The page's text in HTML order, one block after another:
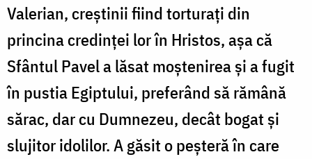
Valerian, creștinii fiind torturați din
princina credinței lor în Hristos, așa că
Sfântul Pavel a lăsat moștenirea și a fugit
în pustia Egiptului, preferând să rămână
sărac, dar cu Dumnezeu, decât bogat și
slujitor idolilor. A găsit o peșteră în care